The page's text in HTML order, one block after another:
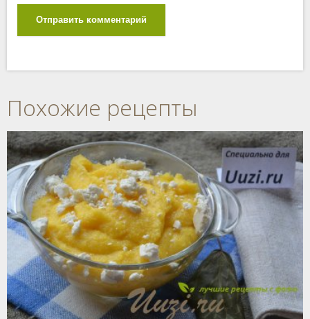
Отправить комментарий
Похожие рецепты